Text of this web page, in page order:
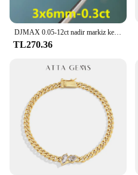
DJMAX 0.05-12ct nadir markiz kesim moissanit gevşek taş D renk VVS1 süper beyaz sertifikalı markiz Moissanite elmas
TL270.36